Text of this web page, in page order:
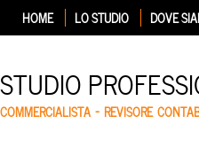
HOME LO STUDIO DOVE
STUDIO
COMMERCIALISTA – REVISORE